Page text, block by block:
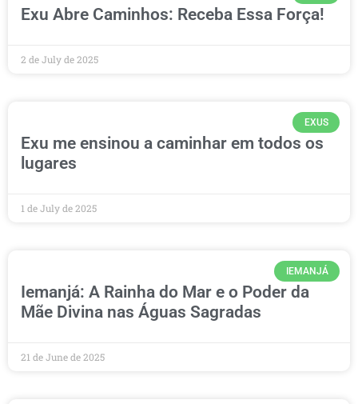
Exu Abre Caminhos: Receba Essa Força!
2 de July de 2025
EXUS
Exu me ensinou a caminhar em todos os
lugares
1 de July de 2025
IEMANJÁ
Iemanjá: A Rainha do Mar e o Poder da
Mãe Divina nas Águas Sagradas
21 de June de 2025